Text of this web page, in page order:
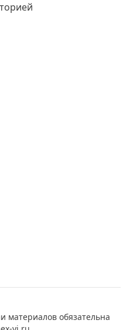
материалов обязательна